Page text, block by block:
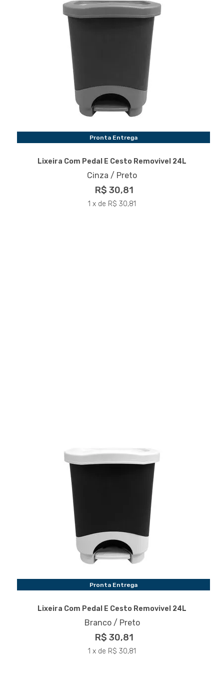
Pronta Entrega
Lixeira Com Pedal E Cesto Removivel 24L
Cinza / Preto
R$ 30,81
1 x de R$ 30,81
Pronta Entrega
Lixeira Com Pedal E Cesto Removivel 24L
Branco / Preto
R$ 30,81
1 x de R$ 30,81